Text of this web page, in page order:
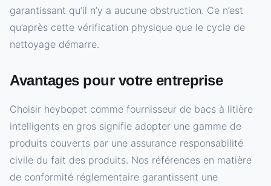
garantissant qu’il n’y a aucune obstruction. Ce n’est
qu’après cette vérification physique que le cycle de
nettoyage démarre.
Avantages pour votre entreprise
Choisir heybopet comme fournisseur de bacs à litière
intelligents en gros signifie adopter une gamme de
produits couverts par une assurance responsabilité
civile du fait des produits. Nos références en matière
de conformité réglementaire garantissent une